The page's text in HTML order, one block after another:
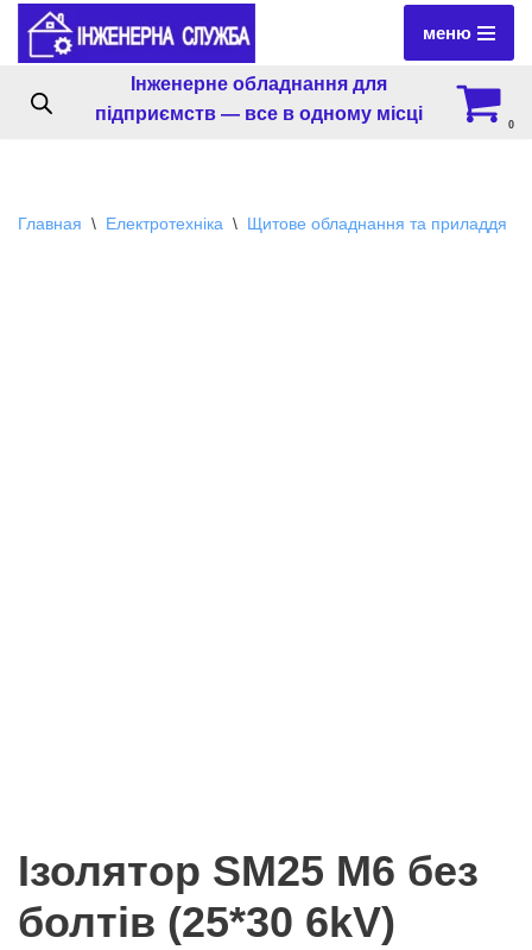
Перейти
содержимому
меню
Інженерне обладнання для
підприємств — все в одному місці
0
Главная \ Електротехніка \ Щитове обладнання та приладдя
Ізолятор SM25 М6 без
болтів (25*30 6kV)